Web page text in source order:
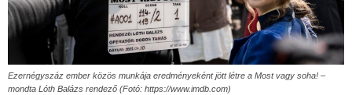
Ezernégyszáz ember közös munkája eredményeként jött létre a Most vagy soha! –
mondta Lóth Balázs rendező (Fotó: https://www.imdb.com)